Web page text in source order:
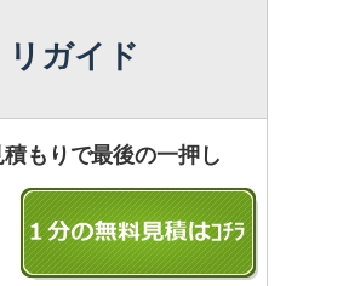
リガイド
もりで最後の一押し